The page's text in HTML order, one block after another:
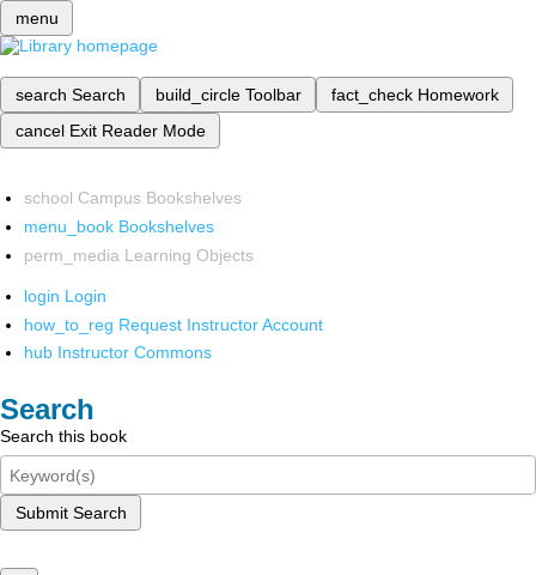
menu
search Search build_circle Toolbar fact_check Homework
cancel Exit Reader Mode
school Campus Bookshelves
menu_book Bookshelves
perm_media Learning Objects
login Login
how_to_reg Request Instructor Account
hub Instructor Commons
Search
Search this book
Submit Search